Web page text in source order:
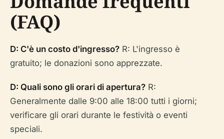
(FAQ)
D: C'è un costo d'ingresso? R: L'ingresso è
gratuito; le donazioni sono apprezzate.
D: Quali sono gli orari di apertura? R:
Generalmente dalle 9:00 alle 18:00 tutti i giorni;
verificare gli orari durante le festività o eventi
speciali.